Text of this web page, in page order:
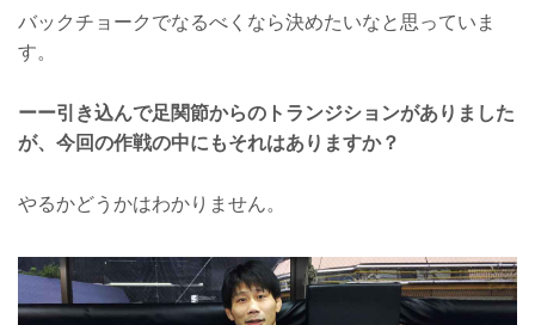
バックチョークでなるべくなら決めたいなと思っていま
す。
ーー引き込んで足関節からのトランジションがありました
が、今回の作戦の中にもそれはありますか？
やるかどうかはわかりません。